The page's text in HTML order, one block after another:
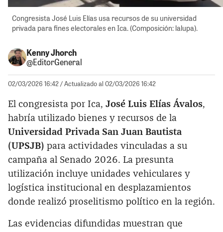
Congresista José Luis Elías usa recursos de su universidad
privada para fines electorales en Ica. (Composición: lalupa).
Kenny Jhorch
@EditorGeneral
02/03/2026 16:42/ Actualizado al 02/03/2026 16:42
El congresista por Ica, José Luis Elías Ávalos,
habría utilizado bienes y recursos de la
Universidad Privada San Juan Bautista
(UPSJB) para actividades vinculadas a su
campaña al Senado 2026. La presunta
utilización incluye unidades vehiculares y
logística institucional en desplazamientos
donde realizó proselitismo político en la región.
Las evidencias difundidas muestran que